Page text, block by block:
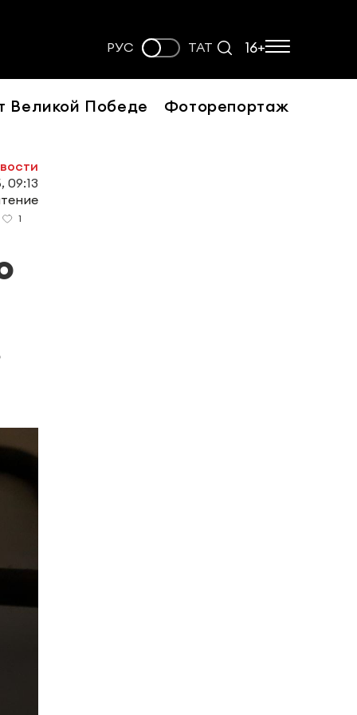
РУС ТАТ 16+
Великой Победе Фоторепортаж
09:13
1